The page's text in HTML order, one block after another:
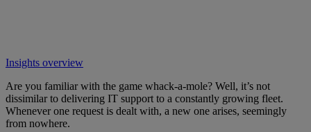
Insights overview
Are you familiar with the game whack-a-mole? Well, it’s not
dissimilar to delivering IT support to a constantly growing fleet.
Whenever one request is dealt with, a new one arises, seemingly
from nowhere.